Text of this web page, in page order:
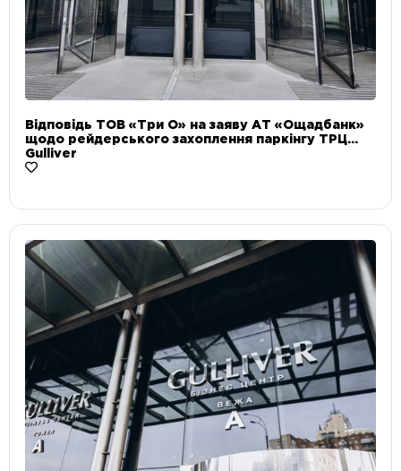
Відповідь ТОВ «Три О» на заяву АТ «Ощадбанк»
щодо рейдерського захоплення паркінгу ТРЦ
Gulliver